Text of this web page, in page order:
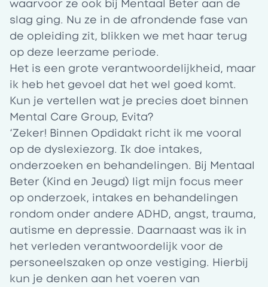
waarvoor ze ook bij Mentaal Beter aan de
slag ging. Nu ze in de afrondende fase van
de opleiding zit, blikken we met haar terug
op deze leerzame periode.
Het is een grote verantwoordelijkheid, maar
ik heb het gevoel dat het wel goed komt.
Kun je vertellen wat je precies doet binnen
Mental Care Group, Evita?
‘Zeker! Binnen Opdidakt richt ik me vooral
op de dyslexiezorg. Ik doe intakes,
onderzoeken en behandelingen. Bij Mentaal
Beter (Kind en Jeugd) ligt mijn focus meer
op onderzoek, intakes en behandelingen
rondom onder andere ADHD, angst, trauma,
autisme en depressie. Daarnaast was ik in
het verleden verantwoordelijk voor de
personeelszaken op onze vestiging. Hierbij
kun je denken aan het voeren van